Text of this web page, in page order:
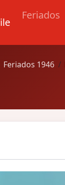
Feriados
Feriados 1946